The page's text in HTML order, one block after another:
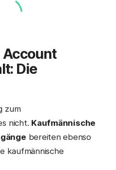
Account
Die
zum
nicht. Kaufmännische
bereiten ebenso
kaufmännische